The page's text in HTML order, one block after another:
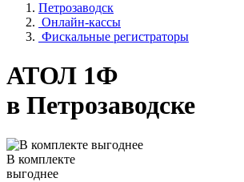
Петрозаводск
Онлайн-кассы
Фискальные регистраторы
АТОЛ 1Ф
в Петрозаводске
В комплекте
выгоднее